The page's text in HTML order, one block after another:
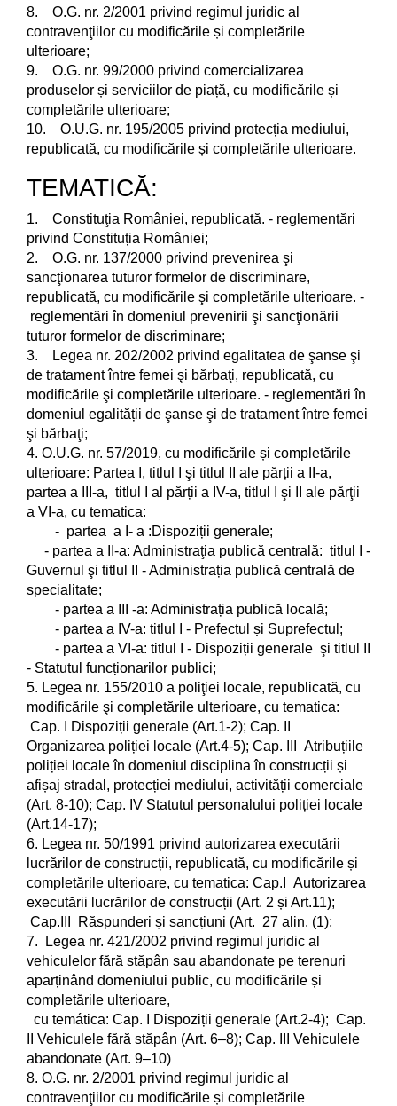
8. O.G. nr. 2/2001 privind regimul juridic al
contravenţiilor cu modificările și completările
ulterioare;
9. O.G. nr. 99/2000 privind comercializarea
produselor și serviciilor de piață, cu modificările și
completările ulterioare;
10. O.U.G. nr. 195/2005 privind protecția mediului,
republicată, cu modificările și completările ulterioare.
TEMATICĂ:
1. Constituţia României, republicată. - reglementări
privind Constituția României;
2. O.G. nr. 137/2000 privind prevenirea şi
sancţionarea tuturor formelor de discriminare,
republicată, cu modificările şi completările ulterioare. -
reglementări în domeniul prevenirii şi sancţionării
tuturor formelor de discriminare;
3. Legea nr. 202/2002 privind egalitatea de şanse şi
de tratament între femei şi bărbaţi, republicată, cu
modificările şi completările ulterioare. - reglementări în
domeniul egalității de şanse şi de tratament între femei
şi bărbaţi;
4. O.U.G. nr. 57/2019, cu modificările și completările
ulterioare: Partea I, titlul I şi titlul II ale părții a II-a,
partea a III-a, titlul I al părții a IV-a, titlul I şi II ale părţii
a VI-a, cu tematica:
- partea a I- a :Dispoziții generale;
- partea a II-a: Administraţia publică centrală: titlul I -
Guvernul şi titlul II - Administrația publică centrală de
specialitate;
- partea a III -a: Administrația publică locală;
- partea a IV-a: titlul I - Prefectul și Suprefectul;
- partea a VI-a: titlul I - Dispoziții generale şi titlul II
- Statutul funcționarilor publici;
5. Legea nr. 155/2010 a poliţiei locale, republicată, cu
modificările şi completările ulterioare, cu tematica:
Cap. I Dispoziții generale (Art.1-2); Cap. II
Organizarea poliției locale (Art.4-5); Cap. III Atribuțiile
poliției locale în domeniul disciplina în construcții și
afișaj stradal, protecției mediului, activității comerciale
(Art. 8-10); Cap. IV Statutul personalului poliției locale
(Art.14-17);
6. Legea nr. 50/1991 privind autorizarea executării
lucrărilor de construcții, republicată, cu modificările și
completările ulterioare, cu tematica: Cap.I Autorizarea
executării lucrărilor de construcții (Art. 2 și Art.11);
Cap.III Răspunderi și sancțiuni (Art. 27 alin. (1);
7. Legea nr. 421/2002 privind regimul juridic al
vehiculelor fără stăpân sau abandonate pe terenuri
aparținând domeniului public, cu modificările și
completările ulterioare,
cu temática: Cap. I Dispoziții generale (Art.2-4); Cap.
II Vehiculele fără stăpân (Art. 6–8); Cap. III Vehiculele
abandonate (Art. 9–10)
8. O.G. nr. 2/2001 privind regimul juridic al
contravenţiilor cu modificările și completările